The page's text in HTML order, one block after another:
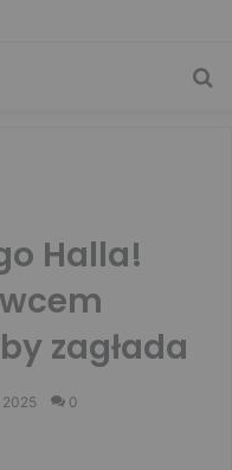
Halla!
zagłada
0